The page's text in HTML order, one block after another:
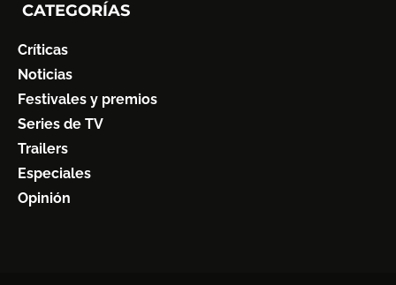
CATEGORÍAS
Críticas
Noticias
Festivales y premios
Series de TV
Trailers
Especiales
Opinión